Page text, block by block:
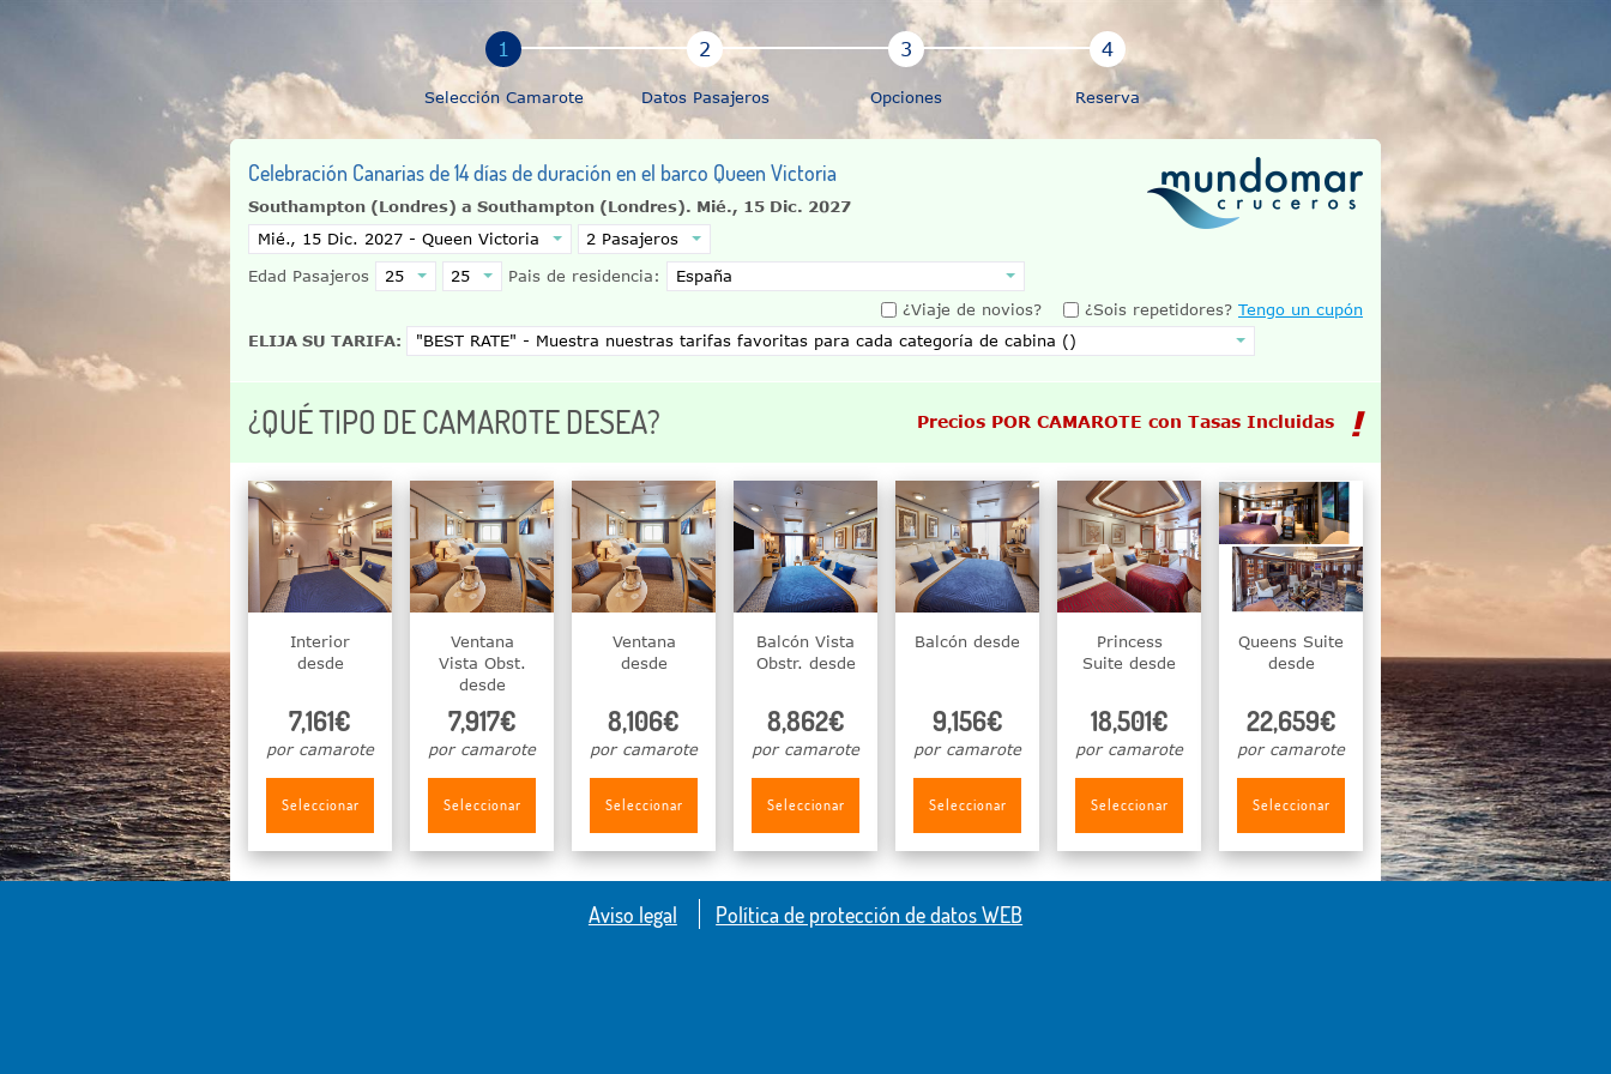
Selección Camarote Datos Pasajeros Opciones Reserva
Celebración Canarias de 14 días de duración en el barco Queen Victoria
Southampton (Londres) a Southampton (Londres). Mié., 15 Dic. 2027
Edad Pasajeros
Pais de residencia:
¿Viaje de novios?
¿Sois repetidores? Tengo un cupón
ELIJA SU TARIFA:
¿QUÉ TIPO DE CAMAROTE DESEA? Precios POR CAMAROTE con Tasas Incluidas
Interior
desde
7,161€
por camarote
Seleccionar
Ventana
Vista Obst.
desde
7,917€
por camarote
Seleccionar
Ventana
desde
8,106€
por camarote
Seleccionar
Balcón Vista
Obstr. desde
8,862€
por camarote
Seleccionar
Balcón desde
9,156€
por camarote
Seleccionar
Princess
Suite desde
18,501€
por camarote
Seleccionar
Queens Suite
desde
22,659€
por camarote
Seleccionar
Aviso legal Política de protección de datos WEB